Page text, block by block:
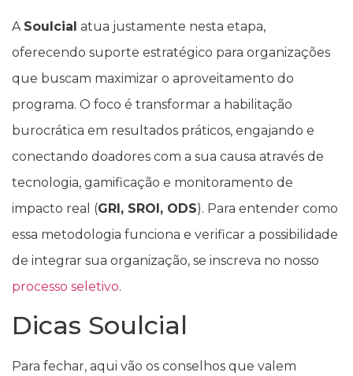
A Soulcial atua justamente nesta etapa,
oferecendo suporte estratégico para organizações
que buscam maximizar o aproveitamento do
programa. O foco é transformar a habilitação
burocrática em resultados práticos, engajando e
conectando doadores com a sua causa através de
tecnologia, gamificação e monitoramento de
impacto real (GRI, SROI, ODS). Para entender como
essa metodologia funciona e verificar a possibilidade
de integrar sua organização, se inscreva no nosso
processo seletivo.
Dicas Soulcial
Para fechar, aqui vão os conselhos que valem